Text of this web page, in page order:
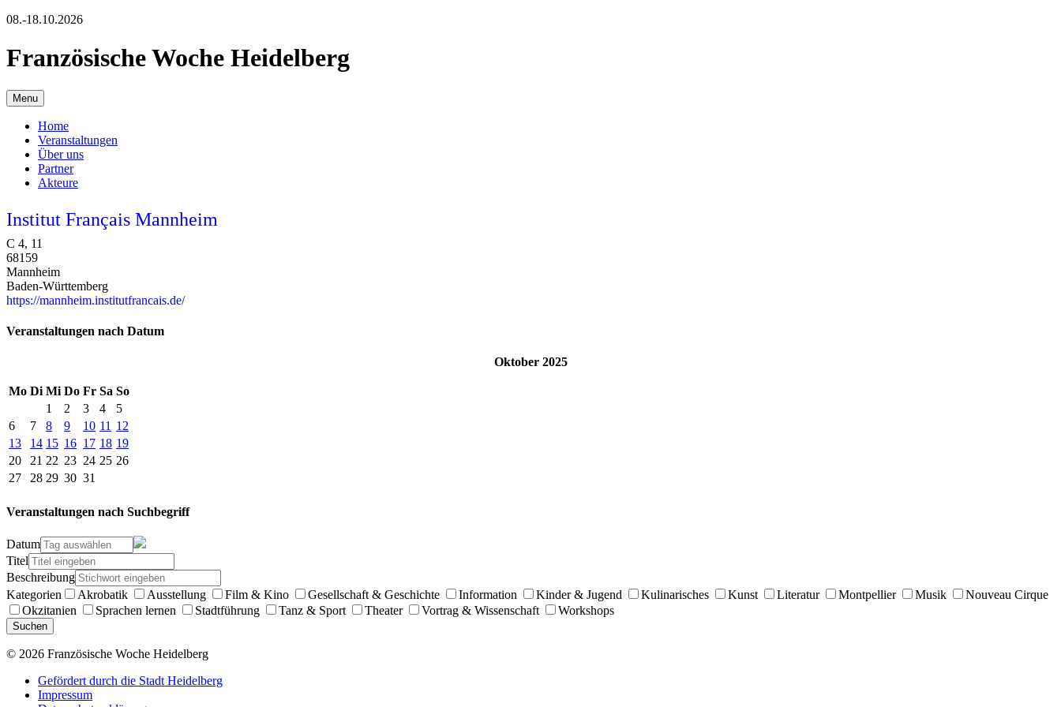
08.-18.10.2026
Französische Woche Heidelberg
Menu
Home
Veranstaltungen
Über uns
Partner
Akteure
Institut Français Mannheim
C 4, 11
68159
Mannheim
Baden-Württemberg
https://mannheim.institutfrancais.de/
Veranstaltungen nach Datum
Oktober 2025
Mo Di Mi Do Fr Sa So
1
2 3 4
5
6
7 8 9 10 11 12
13
14 15 16 17 18 19
20
21 22 23 24 25 26
27
28 29 30 31
Veranstaltungen nach Suchbegriff
Datum
Titel
Beschreibung
Kategorien
Akrobatik Ausstellung Film & Kino Gesellschaft & Geschichte Information Kinder & Jugend Kulinarisches Kunst Literatur Montpellier Musik
Nouveau Cirque
Okzitanien
Sprachen lernen Stadtführung Tanz & Sport Theater Vortrag & Wissenschaft Workshops
Suchen
© 2026 Französische Woche Heidelberg
Gefördert durch die Stadt Heidelberg
Impressum